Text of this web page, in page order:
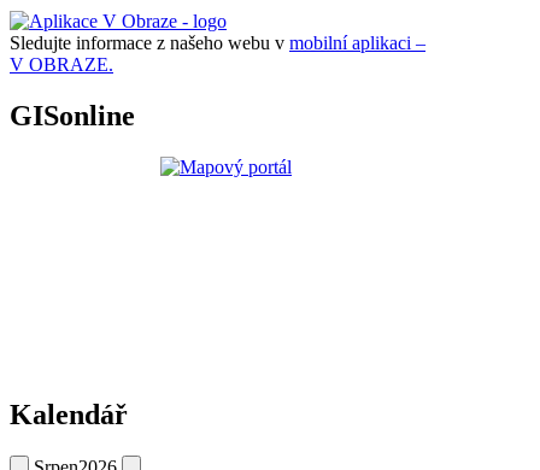
Sledujte informace z našeho webu v mobilní aplikaci –
V OBRAZE.
GISonline
Kalendář